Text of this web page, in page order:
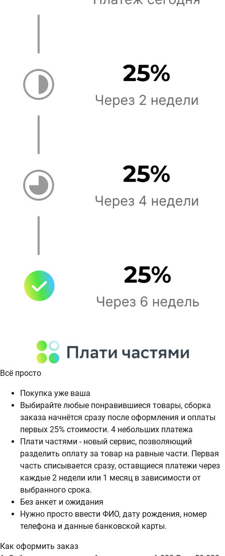
Всё просто
Покупка уже ваша
Выбирайте любые понравившиеся товары, сборка
заказа начнётся сразу после оформления и оплаты
первых 25% стоимости. 4 небольших платежа
Плати частями - новый сервис, позволяющий
разделить оплату за товар на равные части. Первая
часть списывается сразу, оставщиеся платежи через
каждые 2 недели или 1 месяц в зависимости от
выбранного срока.
Без анкет и ожидания
Нужно просто ввести ФИО, дату рождения, номер
телефона и данные банковской карты.
Как оформить заказ